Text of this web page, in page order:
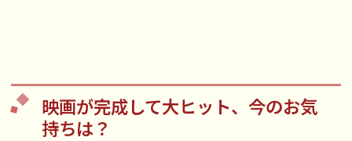
映画が完成して大ヒット、今のお気
持ちは？